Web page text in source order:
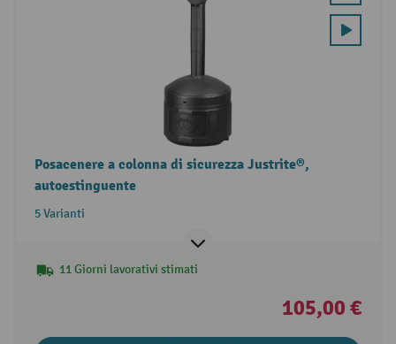
Posacenere a colonna di sicurezza Justrite®,
autoestinguente
5 Varianti
11 Giorni lavorativi stimati
105,00 €